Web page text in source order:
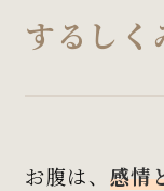
するしく
お腹は、 感情